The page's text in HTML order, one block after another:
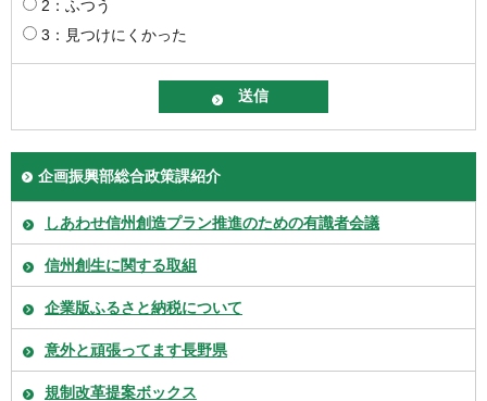
2：ふつう
3：見つけにくかった
企画振興部総合政策課紹介
しあわせ信州創造プラン推進のための有識者会議
信州創生に関する取組
企業版ふるさと納税について
意外と頑張ってます長野県
規制改革提案ボックス